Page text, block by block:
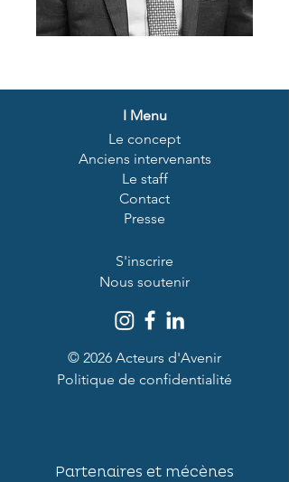
I Menu
Le concept
Anciens intervenants
Le staff
Contact
Presse
S'inscrire
Nous soutenir
© 2026 Acteurs d'Avenir
Politique de confidentialité
Partenaires et mécènes